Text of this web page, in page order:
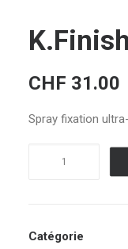
CHF 31.00
Spray fixation
Catégorie